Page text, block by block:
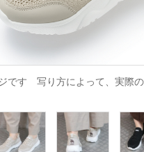
です　写り方によって、実際